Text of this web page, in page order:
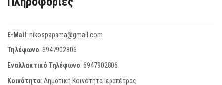
E-Mail: nikospapama@gmail.com
Τηλέφωνο: 6947902806
Εναλλακτικό Τηλέφωνο: 6947902806
Κοινότητα: Δημοτική Κοινότητα Ιεραπέτρας